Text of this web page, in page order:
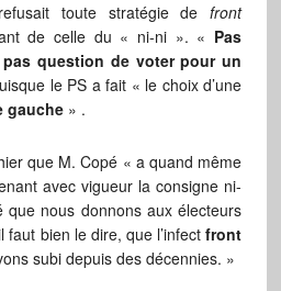
toute stratégie defront
de celle du « ni-ni ». « Pas
question de voter pour un
le PS a fait « le choix d’une
gauche» .
que M. Copé « a quand même
avec vigueur la consigne ni-
que nous donnons aux électeurs
faut bien le dire, que l’infectfront
subi depuis des décennies. »